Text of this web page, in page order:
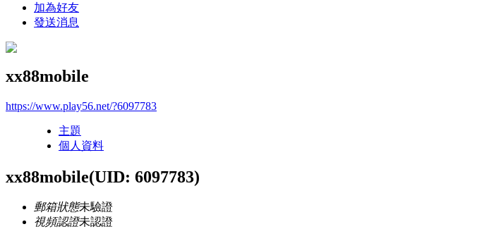
加為好友
發送消息
xx88mobile
https://www.play56.net/?6097783
主題
個人資料
xx88mobile(UID: 6097783)
郵箱狀態未驗證
視頻認證未認證